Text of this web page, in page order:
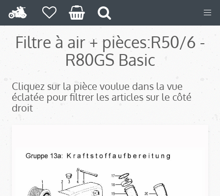
Filtre à air + pièces:R50/6 -
R80GS Basic
Cliquez sur la pièce voulue dans la vue
éclatée pour filtrer les articles sur le côté
droit